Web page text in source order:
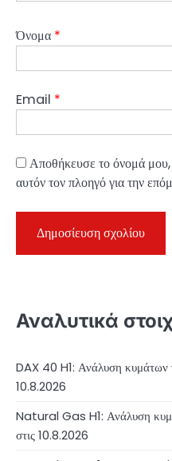
Όνομα *
Email *
Αποθήκευσε το όνομά
αυτόν τον πλοηγό για την
Αναλυτικά
DAX 40 H1: Ανάλυση κυμάτων
10.8.2026
Natural Gas H1: Ανάλυση
στις 10.8.2026